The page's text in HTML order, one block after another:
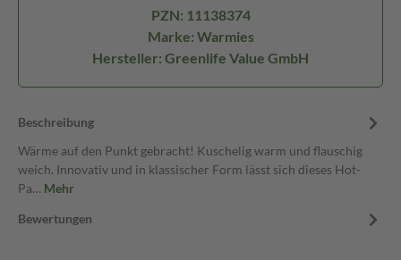
PZN: 11138374
Marke: Warmies
Hersteller: Greenlife Value GmbH
Beschreibung
Wärme auf den Punkt gebracht! Kuschelig warm und flauschig
weich. Innovativ und in klassischer Form lässt sich dieses Hot-
Pa… Mehr
Bewertungen